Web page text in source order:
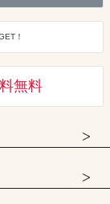
！
無料